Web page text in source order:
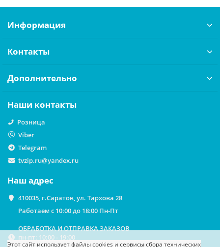
Этот сайт использует файлы cookies и сервисы сбора технических
Информация
Контакты
Дополнительно
Наши контакты
Розница
Viber
Telegram
tvzip.ru@yandex.ru
Наш адрес
410035, г.Саратов, ул. Тархова 28
Работаем с 10:00 до 18:00 Пн-Пт
ОБРАБОТКА И ОТПРАВКА ЗАКАЗОВ
пн-пт: 10:00 - 19:00